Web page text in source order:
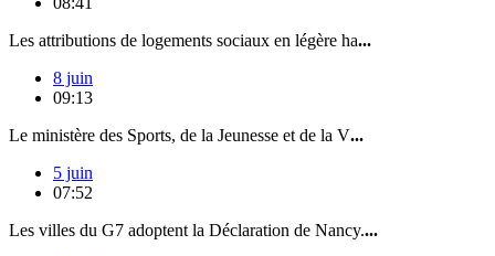
Les attributions de logements sociaux en légère ha...
8 juin
09:13
Le ministère des Sports, de la Jeunesse et de la V...
5 juin
07:52
Les villes du G7 adoptent la Déclaration de Nancy....